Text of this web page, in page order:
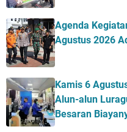
Agenda
Agustus 2026
Kamis 6
Alun-alun
Besaran